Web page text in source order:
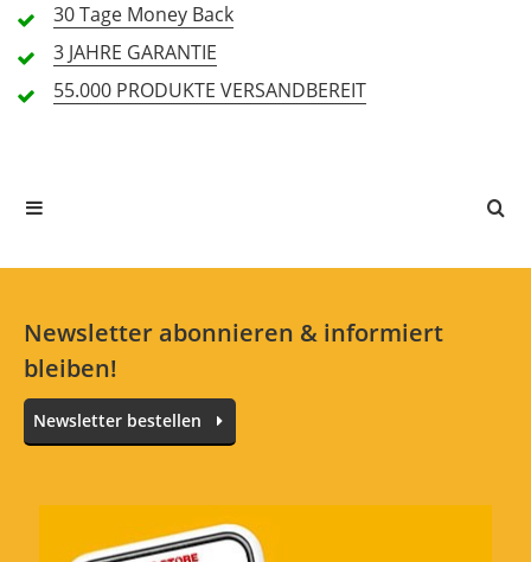
Alle Sprachen
30 Tage Money Back
3 JAHRE GARANTIE
55.000 PRODUKTE VERSANDBEREIT
Newsletter abonnieren & informiert
bleiben!
Newsletter bestellen